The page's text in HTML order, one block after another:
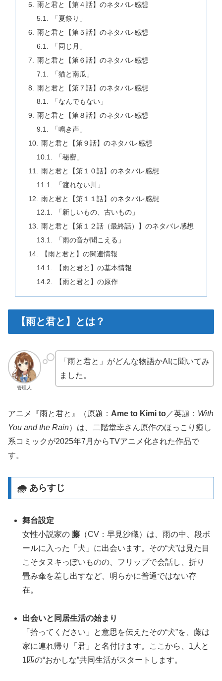
雨と君と【第４話】のネタバレ感想
「夏祭り」
雨と君と【第５話】のネタバレ感想
「同じ月」
雨と君と【第６話】のネタバレ感想
「猫と南瓜」
雨と君と【第７話】のネタバレ感想
「なんでもない」
雨と君と【第８話】のネタバレ感想
「鳴き声」
雨と君と【第９話】のネタバレ感想
「秘密」
雨と君と【第１０話】のネタバレ感想
「渡れない川」
雨と君と【第１１話】のネタバレ感想
「新しいもの、古いもの」
雨と君と【第１２話（最終話）】のネタバレ感想
「雨の音が聞こえる」
【雨と君と】の関連情報
【雨と君と】の基本情報
【雨と君と】の原作
【雨と君と】とは？
管理人
「雨と君と」がどんな物語かAIに聞いてみ
ました。
アニメ『雨と君と』（原題： Ame to Kimi to ／英題： With
You and the Rain）は、二階堂幸さん原作のほっこり癒し
系コミックが2025年7月からTVアニメ化された作品で
す。
🌧️ あらすじ
舞台設定
女性小説家の藤 （CV：早見沙織）は、雨の中、段ボ
ールに入った「犬」に出会います。その“犬”は見た目
こそタヌキっぽいものの、フリップで会話し、折り
畳み傘を差し出すなど、明らかに普通ではない存
在。
出会いと同居生活の始まり
「拾ってください」と意思を伝えたその“犬”を、藤は
家に連れ帰り「君」と名付けます。ここから、1人と
1匹の“おかしな”共同生活がスタートします。